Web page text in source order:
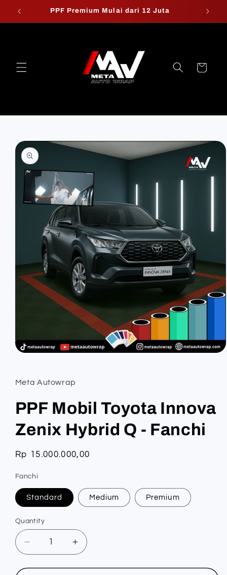
Skip to
PPF Premium Mulai dari 12 Juta
Cart
Skip to
product
information
in
modal
Meta Autowrap
PPF Mobil Toyota Innova
Zenix Hybrid Q - Fanchi
Regular
Rp 15.000.000,00
Fanchi
Standard Medium Premium
Quantity
Quantity
Decrease
quantity
for
Increase
quantity
for